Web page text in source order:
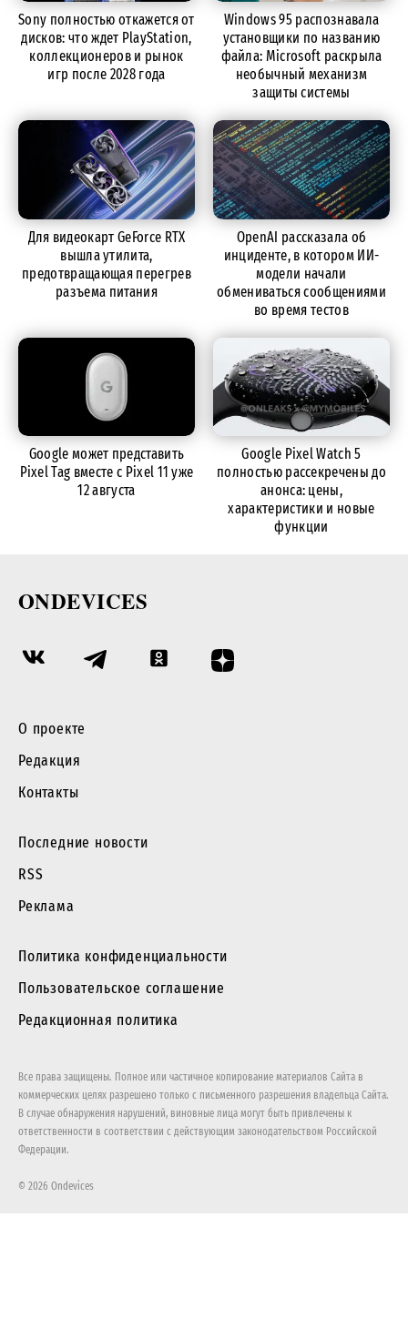
Sony полностью откажется от
дисков: что ждет PlayStation,
коллекционеров и рынок
игр после 2028 года
Windows 95 распознавала
установщики по названию
файла: Microsoft раскрыла
необычный механизм
защиты системы
Для видеокарт GeForce RTX
вышла утилита,
предотвращающая перегрев
разъема питания
OpenAI рассказала об
инциденте, в котором ИИ-
модели начали
обмениваться сообщениями
во время тестов
Google может представить
Pixel Tag вместе с Pixel 11 уже
12 августа
Google Pixel Watch 5
полностью рассекречены до
анонса: цены,
характеристики и новые
функции
ONDEVICES
О проекте
Редакция
Контакты
Последние новости
RSS
Реклама
Политика конфиденциальности
Пользовательское соглашение
Редакционная политика
Все права защищены. Полное или частичное копирование материалов Сайта в
коммерческих целях разрешено только с письменного разрешения владельца Сайта.
В случае обнаружения нарушений, виновные лица могут быть привлечены к
ответственности в соответствии с действующим законодательством Российской
Федерации.
© 2026 Ondevices